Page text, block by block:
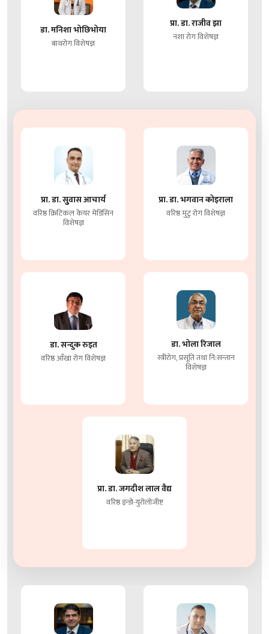
डा. मनिशा भोछिभोया
बाथरोग विशेषज्ञ
प्रा. डा. राजीव झा
नशा रोग विशेषज्ञ
प्रा. डा. सुुवास आचार्य
वरिष्ठ क्रिटिकल केयर मेडिसिन
विशेषज्ञ
प्रा. डा. भगवान कोइराला
वरिष्ठ मुटु रोग विशेषज्ञ
डा. सन्दुक रुइत
वरिष्ठ आँखा रोग विशेषज्ञ
डा. भोला रिजाल
स्त्रीरोग, प्रसूति तथा नि:सन्तान
विशेषज्ञ
प्रा. डा. जगदीश लाल वैद्य
वरिष्ठ इन्डो-युरोलोजीष्ट